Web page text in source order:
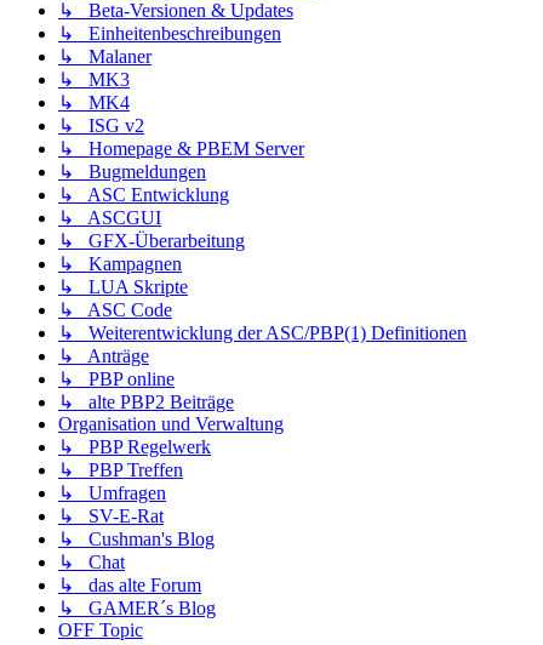
↳ Beta-Versionen & Updates
↳ Einheitenbeschreibungen
↳ Malaner
↳ MK3
↳ MK4
↳ ISG v2
↳ Homepage & PBEM Server
↳ Bugmeldungen
↳ ASC Entwicklung
↳ ASCGUI
↳ GFX-Überarbeitung
↳ Kampagnen
↳ LUA Skripte
↳ ASC Code
↳ Weiterentwicklung der ASC/PBP(1) Definitionen
↳ Anträge
↳ PBP online
↳ alte PBP2 Beiträge
Organisation und Verwaltung
↳ PBP Regelwerk
↳ PBP Treffen
↳ Umfragen
↳ SV-E-Rat
↳ Cushman's Blog
↳ Chat
↳ das alte Forum
↳ GAMER´s Blog
OFF Topic